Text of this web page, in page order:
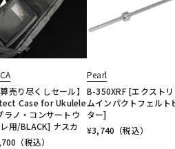
算売り尽くしセール】
Case for Ukulele
ラノ・コンサートウ
用/BLACK] ナスカ
（税込）
Pearl
B-350XRF [エクスト
ムインパクトフェルト
ター]
¥3,740 （税込）